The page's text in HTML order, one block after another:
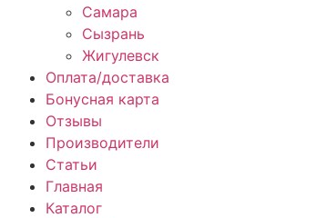
Самара
Сызрань
Жигулевск
Оплата/доставка
Бонусная карта
Отзывы
Производители
Статьи
Главная
Каталог